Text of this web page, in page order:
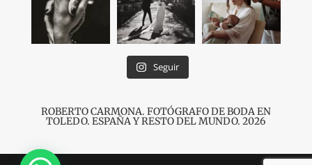
Seguir
ROBERTO CARMONA. FOTÓGRAFO DE BODA EN
TOLEDO. ESPAÑA Y RESTO DEL MUNDO. 2026